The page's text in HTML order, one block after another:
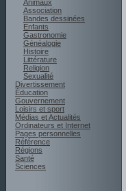
Animaux
Association
Bandes dessinées
Enfants
Gastronomie
Généalogie
Histoire
Littérature
Religion
Sexualité
Divertissement
Éducation
Gouvernement
Loisirs et sport
Médias et Actualités
Ordinateurs et Internet
Pages personnelles
Référence
Régions
Santé
Sciences